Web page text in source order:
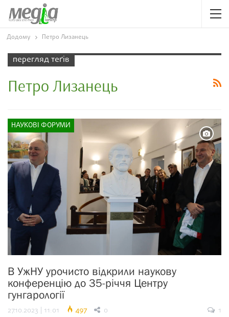
Додому Петро Лизанець
перегляд теґів
Петро Лизанець
НАУКОВІ ФОРУМИ
В УжНУ урочисто відкрили наукову
конференцію до 35-річчя Центру
гунгарології
27.10.2023 | 11:01 497 0
1